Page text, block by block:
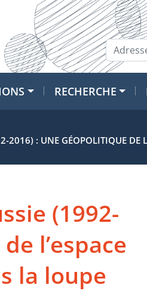
RECHERCHE
2016) : UNE GÉOPOLITIQUE DE
(1992-
l’espace
la loupe